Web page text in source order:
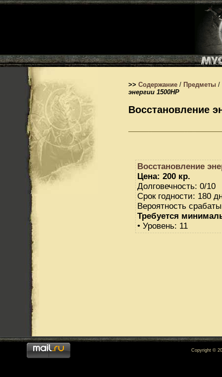
>> Содержание / Предметы /
энергии 1500HP
Восстановление
Восстановление
Цена: 200 кр.
Долговечность: 0/10
Срок годности: 180
Вероятность
Требуется
• Уровень: 11
Copyright ©